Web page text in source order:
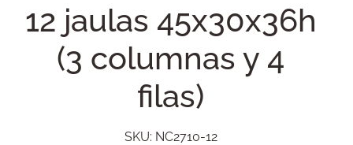
12 jaulas 45x30x36h
(3 columnas y 4
filas)
SKU: NC2710-12